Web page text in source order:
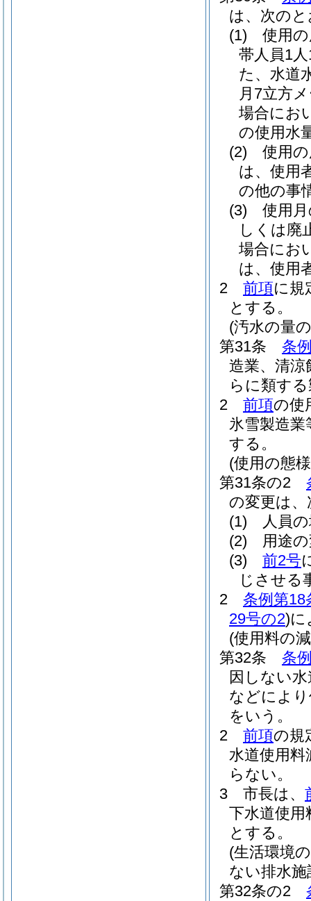
は、次の
(1)
使用
帯人員1
た、水道
月7立方
場合にお
の使用水
(2)
使用
は、使用
の他の事
(3)
使用
しくは廃
場合にお
は、使用
2
前項に規
とする。
(汚水の量
第31条
条
造業、清涼
らに類す
2
前項の使
氷雪製造業
する。
(使用の態
第31条の2
の変更は
(1)
人員
(2)
用途
(3)
前2号
じさせる
2
条例第18
29号の2)に
(使用料の
第32条
条
因しない
などによ
をいう。
2
前項の規
水道使用料
らない。
3
市長は、
下水道使用
とする。
(生活環境
ない排水施
第32条の2